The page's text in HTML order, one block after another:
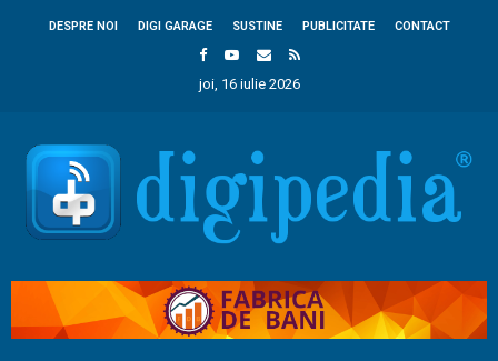
DESPRE NOI DIGI GARAGE SUSTINE PUBLICITATE CONTACT
joi, 16 iulie 2026